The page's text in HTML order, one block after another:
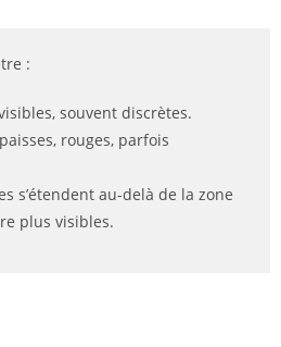
:
souvent discrètes.
rouges, parfois
s’étendent au-delà de la zone
plus visibles.